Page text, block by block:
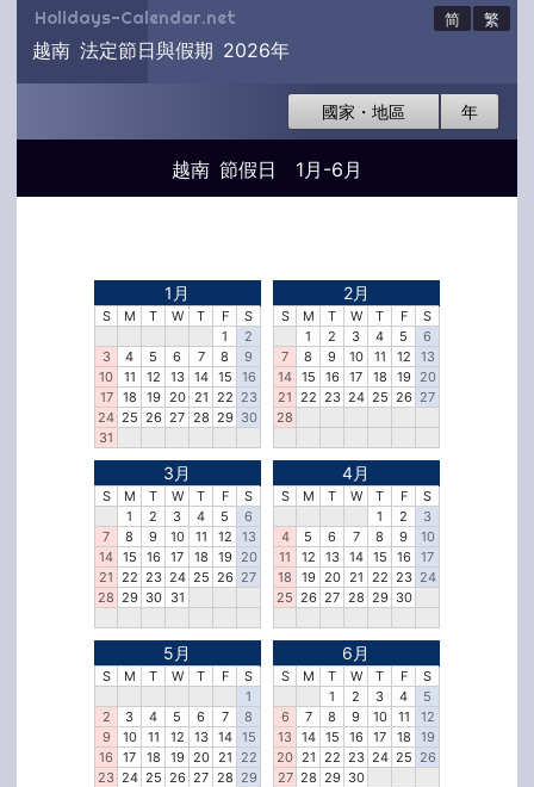
Holidays-Calendar.net 简 繁
越南 法定節日與假期 2026年
國家・地區 年
越南 節假日 1月-6月
1月
S M T W T F
S
1
2
3
4 5 6 7 8
9
10
11 12 13 14 15
16
17
18 19 20 21 22 23
24 25 26 27 28 29 30
31
2月
S M T W T F
S
1
2 3 4 5
6
7
8 9 10 11 12
13
14 15 16 17 18 19
20
21 22 23 24 25 26 27
28
3月
S M T W T F
S
1
2 3 4 5
6
7
8 9 10 11 12
13
14 15 16 17 18 19
20
21 22 23 24 25 26 27
28 29 30 31
4月
S M T W T F
S
1
2
3
4
5 6 7 8 9
10
11
12 13 14 15 16
17
18
19 20 21 22 23 24
25 26 27 28 29 30
5月
S M T W T F
S
1
2
3 4 5 6 7
8
9
10 11 12 13 14
15
16
17 18 19 20 21
22
23 24 25 26 27 28 29
6月
S M T W T F
S
1
2 3 4
5
6
7 8 9 10 11
12
13
14 15 16 17 18
19
20 21 22 23 24 25 26
27 28 29 30